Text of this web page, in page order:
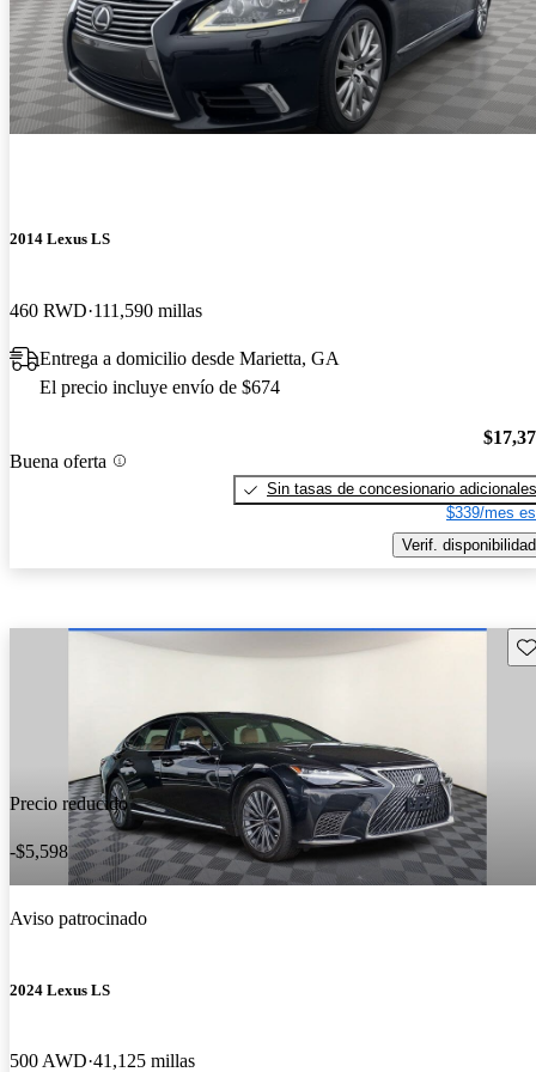
2014 Lexus LS
460 RWD 111,590 millas
Entrega a domicilio desde Marietta, GA
El precio incluye envío de $674
Buena oferta
Sin tasas de concesionario adicionales
$339/mes
Verif. disponibilidad
Precio reducido
-$5,598
Aviso patrocinado
2024 Lexus LS
500 AWD 41,125 millas